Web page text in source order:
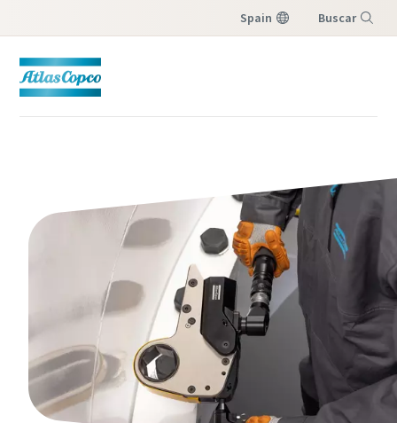
Spain Buscar